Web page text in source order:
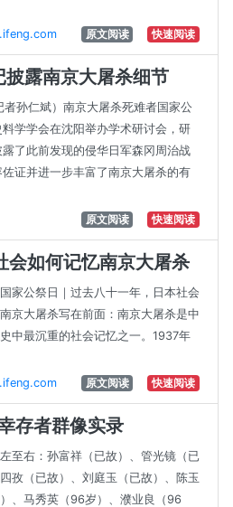
原文阅读 快速阅读
露南京大屠杀细节
者孙仁斌）南京大屠杀死难者国家公
学学会在沈阳举办学术研讨会，研
了此前发现的侵华日军森冈周治战
证并进一步丰富了南京大屠杀的有
原文阅读 快速阅读
会如何记忆南京大屠杀
家公祭日｜过去八十一年，日本社会
京大屠杀写在前面：南京大屠杀是中
中最沉重的社会记忆之一。1937年
原文阅读 快速阅读
存者群像实录
至右：孙富祥（已故）、管光镜（已
孜（已故）、刘庭玉（已故）、陈玉
、马秀英（96岁）、濮业良（96